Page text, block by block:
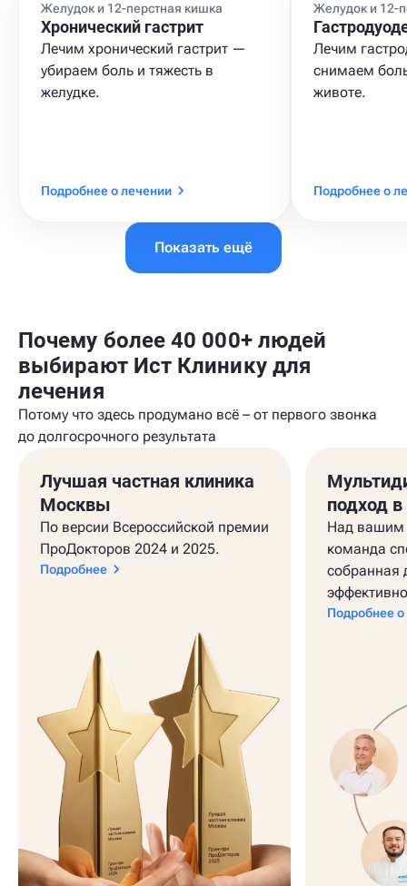
Желудок и 12-перстная кишка
Хронический гастрит
Лечим хронический гастрит —
убираем боль и тяжесть в
желудке.
Подробнее о лечении
Желудок и 12-
Лечим
снимаем
животе.
Подробнее о
Показать ещё
Почему более 40 000+ людей
выбирают Ист Клинику для
лечения
Потому что здесь продумано всё – от первого звонка
до долгосрочного результата
Лучшая частная клиника
Москвы
По версии Всероссийской премии
ПроДокторов 2024 и 2025.
Подробнее
подход
Над вашим
команда
собранная
Подробнее о